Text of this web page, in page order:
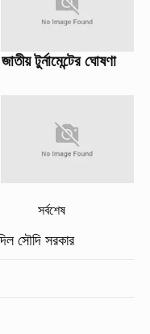
টুর্নামেন্টের ঘোষণা
সর্বশেষ
সৌদি সরকার